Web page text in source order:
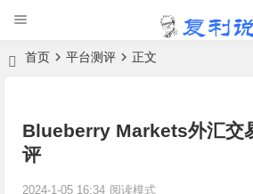
首页 平台测评 正文
Blueberry Markets外汇交
评
2024-1-05 16:34 阅读模式